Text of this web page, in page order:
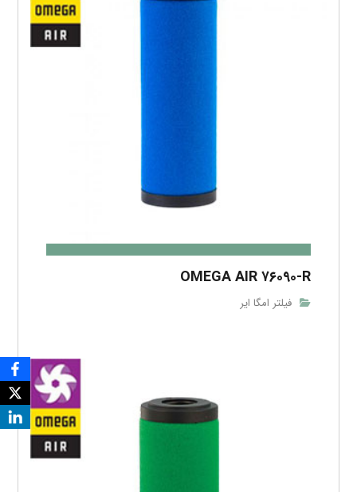
OMEGA AIR ۷۶۰۹۰-R
فیلتر امگا ایر